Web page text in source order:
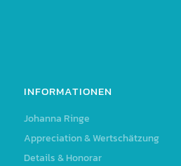
INFORMATIONEN
Johanna Ringe
Appreciation & Wertschätzung
Details & Honorar